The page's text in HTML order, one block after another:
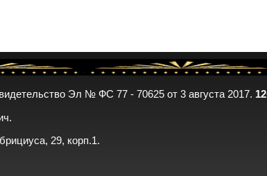
Эл № ФС 77 - 70625 от 3 августа 2017.
29, корп.1.